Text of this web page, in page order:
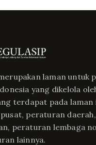
laman untuk
yang dikelola
terdapat pada
peraturan
peraturan lembaga
lainnya.